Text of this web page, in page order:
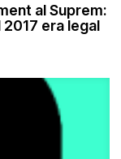
al Suprem:
era legal